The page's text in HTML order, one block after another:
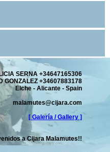
SERNA +34647165306
GONZALEZ +34607883178
Elche - Alicante - Spain
malamutes@cijara.com
[ Galería / Gallery ]
a Cijara Malamutes!!